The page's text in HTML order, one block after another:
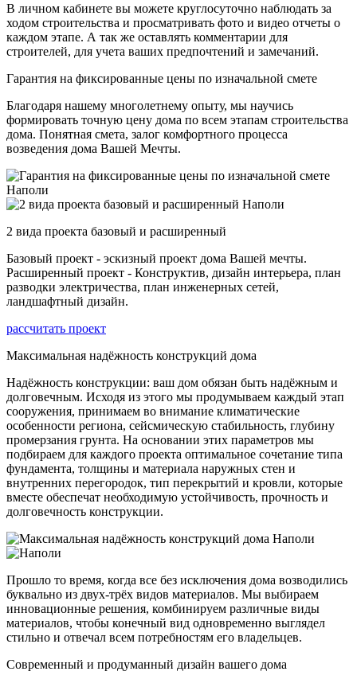
В личном кабинете вы можете круглосуточно наблюдать за
ходом строительства и просматривать фото и видео отчеты о
каждом этапе. А так же оставлять комментарии для
строителей, для учета ваших предпочтений и замечаний.
Гарантия на фиксированные цены по изначальной смете
Благодаря нашему многолетнему опыту, мы научись
формировать точную цену дома по всем этапам строительства
дома. Понятная смета, залог комфортного процесса
возведения дома Вашей Мечты.
2 вида проекта базовый и расширенный
Базовый проект - эскизный проект дома Вашей мечты.
Расширенный проект - Конструктив, дизайн интерьера, план
разводки электричества, план инженерных сетей,
ландшафтный дизайн.
рассчитать проект
Максимальная надёжность конструкций дома
Надёжность конструкции: ваш дом обязан быть надёжным и
долговечным. Исходя из этого мы продумываем каждый этап
сооружения, принимаем во внимание климатические
особенности региона, сейсмическую стабильность, глубину
промерзания грунта. На основании этих параметров мы
подбираем для каждого проекта оптимальное сочетание типа
фундамента, толщины и материала наружных стен и
внутренних перегородок, тип перекрытий и кровли, которые
вместе обеспечат необходимую устойчивость, прочность и
долговечность конструкции.
Прошло то время, когда все без исключения дома возводились
буквально из двух-трёх видов материалов. Мы выбираем
инновационные решения, комбинируем различные виды
материалов, чтобы конечный вид одновременно выглядел
стильно и отвечал всем потребностям его владельцев.
Современный и продуманный дизайн вашего дома